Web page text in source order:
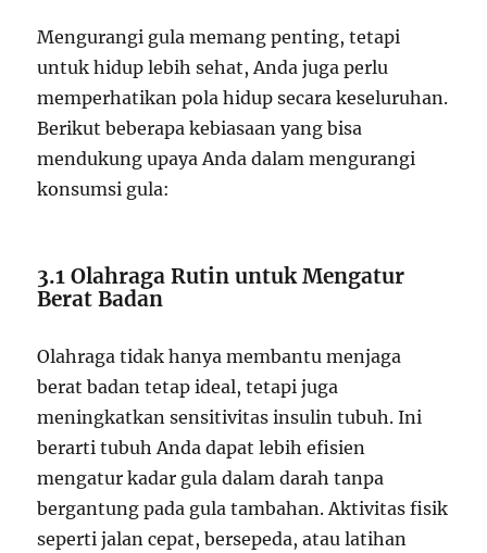
Mengurangi gula memang penting, tetapi
untuk hidup lebih sehat, Anda juga perlu
memperhatikan pola hidup secara keseluruhan.
Berikut beberapa kebiasaan yang bisa
mendukung upaya Anda dalam mengurangi
konsumsi gula:
3.1 Olahraga Rutin untuk Mengatur
Berat Badan
Olahraga tidak hanya membantu menjaga
berat badan tetap ideal, tetapi juga
meningkatkan sensitivitas insulin tubuh. Ini
berarti tubuh Anda dapat lebih efisien
mengatur kadar gula dalam darah tanpa
bergantung pada gula tambahan. Aktivitas fisik
seperti jalan cepat, bersepeda, atau latihan